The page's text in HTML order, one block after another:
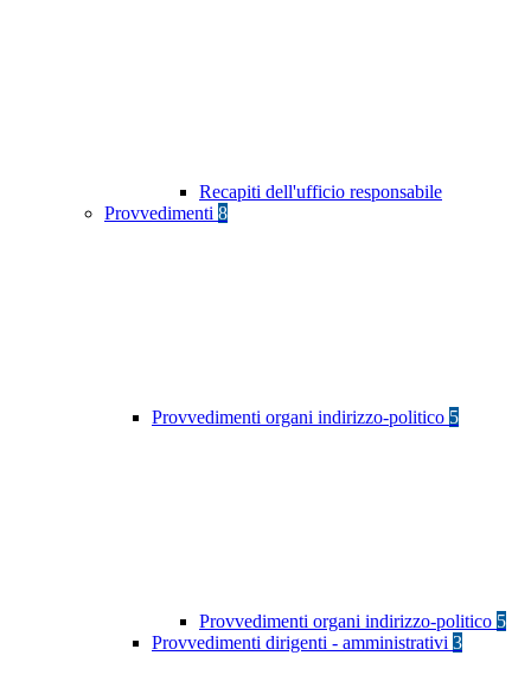
Recapiti dell'ufficio responsabile
Provvedimenti 8
Provvedimenti organi indirizzo-politico 5
Provvedimenti organi indirizzo-politico 5
Provvedimenti dirigenti - amministrativi 3